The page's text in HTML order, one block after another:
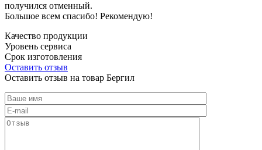
получился отменный.
Большое всем спасибо! Рекомендую!
Качество продукции
Уровень сервиса
Срок изготовления
Оставить отзыв
Оставить отзыв на товар Бергил